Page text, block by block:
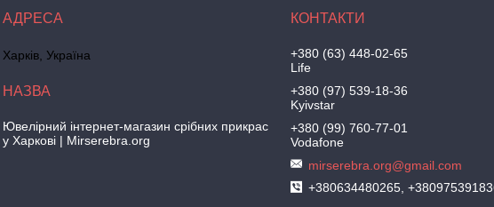
Харків, Україна
Ювелірний інтернет-магазин срібних прикрас
у Харкові | Mirserebra.org
+380 (63) 448-02-65
Life
+380 (97) 539-18-36
Kyivstar
+380 (99) 760-77-01
Vodafone
mirserebra.org@gmail.com
+380634480265,